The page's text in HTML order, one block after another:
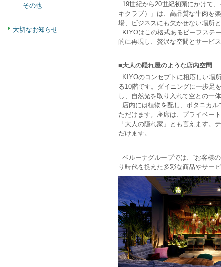
19世紀から20世紀初頭にかけて
キクラブ）」は、高品質な牛肉を
場、ビジネスにも欠かせない場所
KIYOはこの格式あるビーフステ
的に再現し、贅沢な空間とサービ
■大人の隠れ屋のような店内空間
KIYOのコンセプトに相応しい場
る10階です。ダイニングに一歩足
し、自然光を取り入れて空との一
店内には植物を配し、ボタニカ
ただけます。座席は、プライベー
「大人の隠れ家」とも言えます。
だけます。
ベルーナグループでは、“お客様
り時代を捉えた多彩な商品やサー
その他
大切なお知らせ